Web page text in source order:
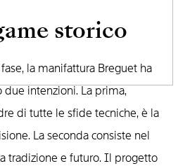
storico
la manifattura Breguet ha
due intenzioni. La prima,
di tutte le sfide tecniche, è la
La seconda consiste nel
tradizione e futuro. Il progetto